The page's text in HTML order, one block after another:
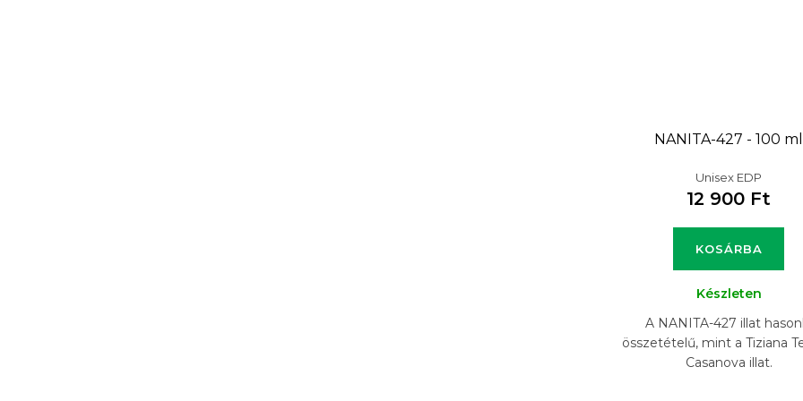
NANITA-427 - 100 ml
Unisex EDP
12 900 Ft
KOSÁRBA
Készleten
A NANITA-427 illat
összetételű, mint a Tiziana
Casanova illat.